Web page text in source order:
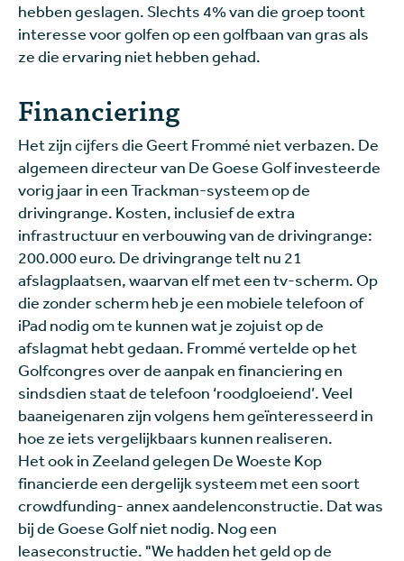
hebben geslagen. Slechts 4% van die groep toont
interesse voor golfen op een golfbaan van gras als
ze die ervaring niet hebben gehad.
Financiering
Het zijn cijfers die Geert Frommé niet verbazen. De
algemeen directeur van De Goese Golf investeerde
vorig jaar in een Trackman-systeem op de
drivingrange. Kosten, inclusief de extra
infrastructuur en verbouwing van de drivingrange:
200.000 euro. De drivingrange telt nu 21
afslagplaatsen, waarvan elf met een tv-scherm. Op
die zonder scherm heb je een mobiele telefoon of
iPad nodig om te kunnen wat je zojuist op de
afslagmat hebt gedaan. Frommé vertelde op het
Golfcongres over de aanpak en financiering en
sindsdien staat de telefoon ‘roodgloeiend’. Veel
baaneigenaren zijn volgens hem geïnteresseerd in
hoe ze iets vergelijkbaars kunnen realiseren.
Het ook in Zeeland gelegen De Woeste Kop
financierde een dergelijk systeem met een soort
crowdfunding- annex aandelenconstructie. Dat was
bij de Goese Golf niet nodig. Nog een
leaseconstructie. "We hadden het geld op de